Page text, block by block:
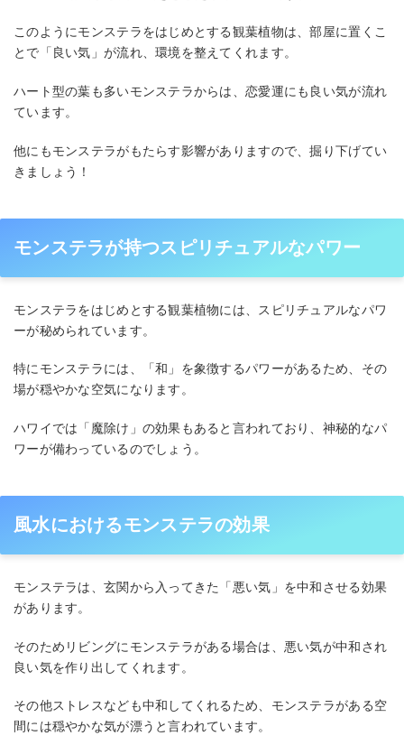
このようにモンステラをはじめとする観葉植物は、部屋に置くこ
とで「良い気」が流れ、環境を整えてくれます。
ハート型の葉も多いモンステラからは、恋愛運にも良い気が流れ
ています。
他にもモンステラがもたらす影響がありますので、掘り下げてい
きましょう！
モンステラが持つスピリチュアルなパワー
モンステラをはじめとする観葉植物には、スピリチュアルなパワ
ーが秘められています。
特にモンステラには、「和」を象徴するパワーがあるため、その
場が穏やかな空気になります。
ハワイでは「魔除け」の効果もあると言われており、神秘的なパ
ワーが備わっているのでしょう。
風水におけるモンステラの効果
モンステラは、玄関から入ってきた「悪い気」を中和させる効果
があります。
そのためリビングにモンステラがある場合は、悪い気が中和され
良い気を作り出してくれます。
その他ストレスなども中和してくれるため、モンステラがある空
間には穏やかな気が漂うと言われています。